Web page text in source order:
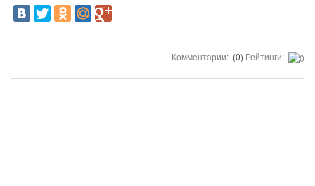
Комментарии: (0) Рейтинги: